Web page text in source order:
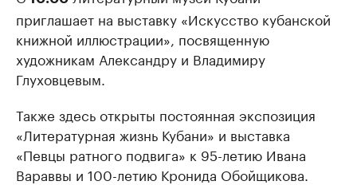
приглашает на выставку «Искусство кубанской
книжной иллюстрации», посвященную
художникам Александру и Владимиру
Глуховцевым.
Также здесь открыты постоянная экспозиция
«Литературная жизнь Кубани» и выставка
«Певцы ратного подвига» к 95-летию Ивана
Вараввы и 100-летию Кронида Обойщикова.